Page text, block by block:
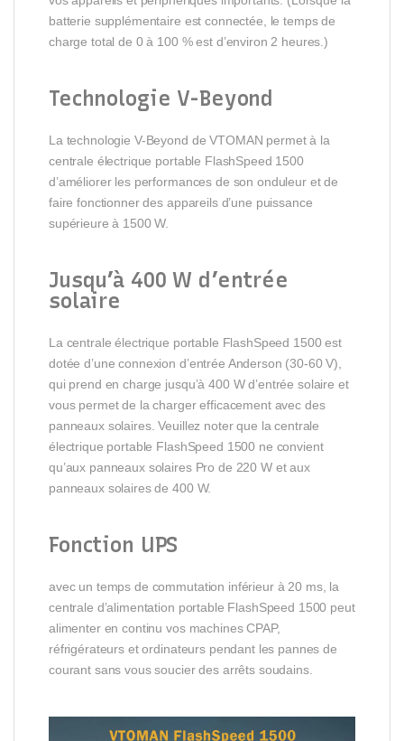
batterie supplémentaire est connectée, le temps de
charge total de 0 à 100 % est d’environ 2 heures.)
Technologie V-Beyond
La technologie V-Beyond de VTOMAN permet à la
centrale électrique portable FlashSpeed 1500
d’améliorer les performances de son onduleur et de
faire fonctionner des appareils d’une puissance
supérieure à 1500 W.
Jusqu’à 400 W d’entrée
solaire
La centrale électrique portable FlashSpeed 1500 est
dotée d’une connexion d’entrée Anderson (30-60 V),
qui prend en charge jusqu’à 400 W d’entrée solaire et
vous permet de la charger efficacement avec des
panneaux solaires. Veuillez noter que la centrale
électrique portable FlashSpeed 1500 ne convient
qu’aux panneaux solaires Pro de 220 W et aux
panneaux solaires de 400 W.
Fonction UPS
avec un temps de commutation inférieur à 20 ms, la
centrale d’alimentation portable FlashSpeed 1500 peut
alimenter en continu vos machines CPAP,
réfrigérateurs et ordinateurs pendant les pannes de
courant sans vous soucier des arrêts soudains.